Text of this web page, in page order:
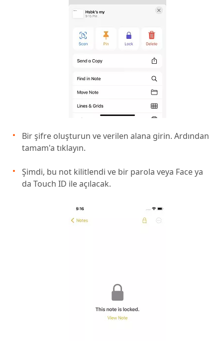
Bir şifre oluşturun ve verilen alana girin. Ardından
tamam'a tıklayın.
Şimdi, bu not kilitlendi ve bir parola veya Face ya
da Touch ID ile açılacak.